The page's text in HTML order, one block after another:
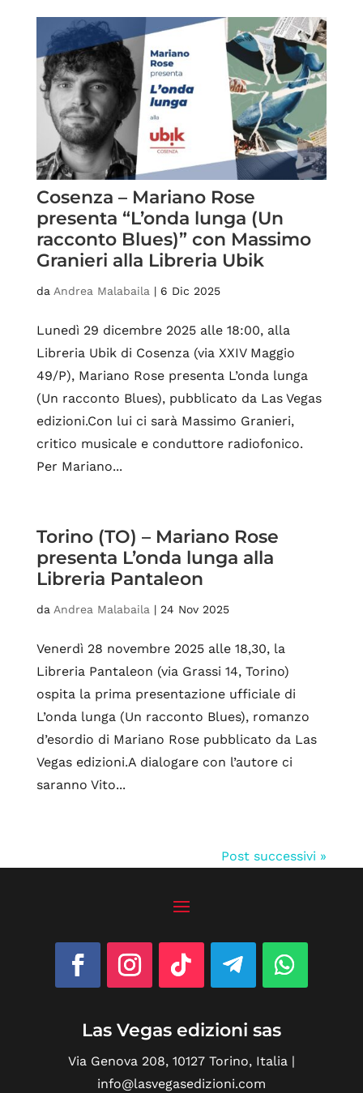
Cosenza – Mariano Rose
presenta “L’onda lunga (Un
racconto Blues)” con Massimo
Granieri alla Libreria Ubik
da Andrea Malabaila| 6 Dic 2025
Lunedì 29 dicembre 2025 alle 18:00, alla
Libreria Ubik di Cosenza (via XXIV Maggio
49/P), Mariano Rose presenta L’onda lunga
(Un racconto Blues), pubblicato da Las Vegas
edizioni.Con lui ci sarà Massimo Granieri,
critico musicale e conduttore radiofonico.
Per Mariano...
Torino (TO) – Mariano Rose
presenta L’onda lunga alla
Libreria Pantaleon
da Andrea Malabaila| 24 Nov 2025
Venerdì 28 novembre 2025 alle 18,30, la
Libreria Pantaleon (via Grassi 14, Torino)
ospita la prima presentazione ufficiale di
L’onda lunga (Un racconto Blues), romanzo
d’esordio di Mariano Rose pubblicato da Las
Vegas edizioni.A dialogare con l’autore ci
saranno Vito...
Post successivi »
Las Vegas edizioni sas
Via Genova 208, 10127 Torino, Italia |
info@lasvegasedizioni.com